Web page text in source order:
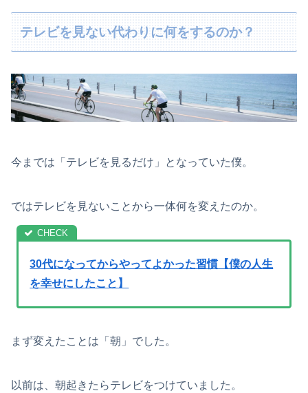
テレビを見ない代わりに何をするのか？
今までは「テレビを見るだけ」となっていた僕。
ではテレビを見ないことから一体何を変えたのか。
30代になってからやってよかった習慣【僕の人生
を幸せにしたこと】
まず変えたことは「朝」でした。
以前は、朝起きたらテレビをつけていました。